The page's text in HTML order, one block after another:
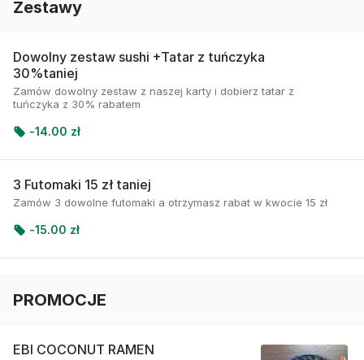
Zestawy
Dowolny zestaw sushi +Tatar z tuńczyka
30%taniej
Zamów dowolny zestaw z naszej karty i dobierz tatar z
tuńczyka z 30% rabatem
-14.00 zł
3 Futomaki 15 zł taniej
Zamów 3 dowolne futomaki a otrzymasz rabat w kwocie 15 zł
-15.00 zł
PROMOCJE
EBI COCONUT RAMEN